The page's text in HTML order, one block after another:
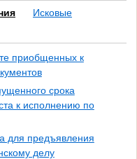
Исковые
приобщенных к
срока
к исполнению по
для предъявления
делу